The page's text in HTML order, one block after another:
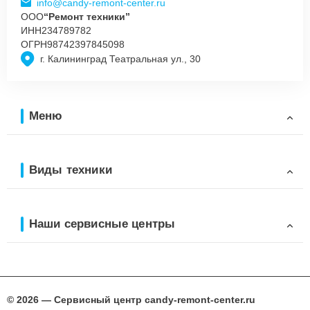
г. Калининград Театральная ул., 30
info@candy-remont-center.ru
ООО“Ремонт техники”
ИНН234789782
ОГРН98742397845098
Меню
Виды техники
Наши сервисные центры
© 2026 — Сервисный центр candy-remont-center.ru